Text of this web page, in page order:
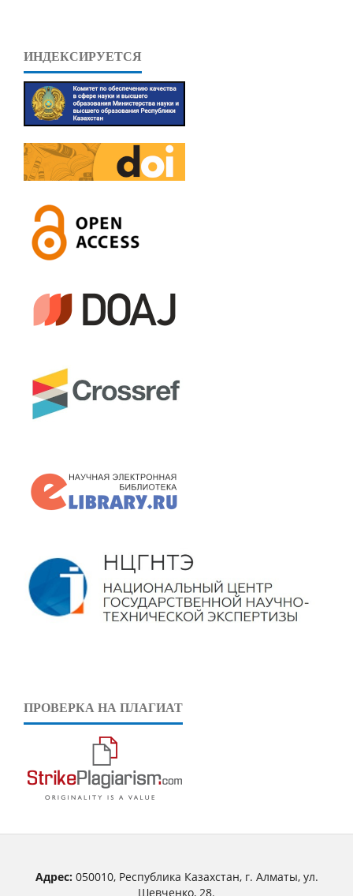
ИНДЕКСИРУЕТСЯ
ПРОВЕРКА НА ПЛАГИАТ
Адрес:050010, Республика Казахстан, г. Алматы, ул.
Шевченко, 28.